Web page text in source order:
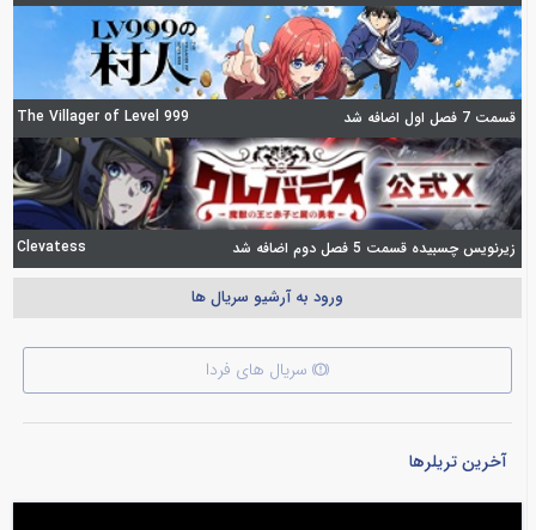
قسمت 7 فصل اول اضافه شد The Villager of Level 999
زیرنویس چسبیده قسمت 5 فصل دوم اضافه شد Clevatess
ورود به آرشیو سریال ها
سریال های فردا
آخرین تریلرها